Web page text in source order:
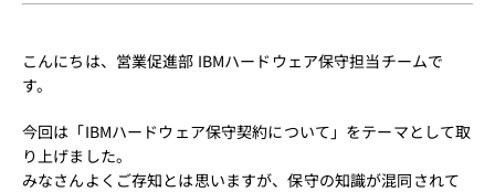
こんにちは、営業促進部 IBMハードウェア保守担当チームで
す。
今回は「IBMハードウェア保守契約について」をテーマとして取
り上げました。
みなさんよくご存知とは思いますが、保守の知識が混同されて